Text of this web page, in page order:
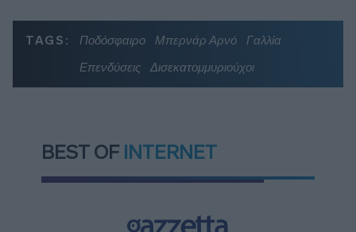
TAGS: Ποδόσφαιρο Μπερνάρ Αρνό
Γαλλία
Επενδύσεις
Δισεκατομμυριούχοι
BEST OF INTERNET